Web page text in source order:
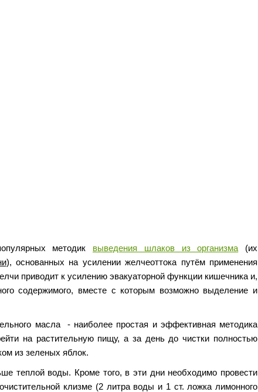
методик выведения шлаков из организма (их
), основанных на усилении желчеоттока путём применения
приводит к усилению эвакуаторной функции кишечника и,
содержимого, вместе с которым возможно выделение и
масла - наиболее простая и эффективная методика
на растительную пищу, а за день до чистки полностью
из зеленых яблок.
теплой воды. Кроме того, в эти дни необходимо провести
клизме (2 литра воды и 1 ст. ложка лимонного